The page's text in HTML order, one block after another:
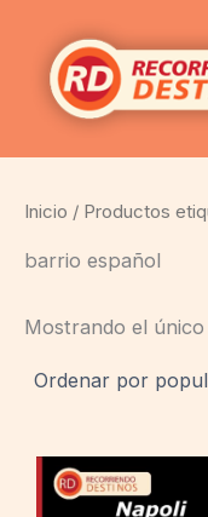
contenido
Inicio / Productos
barrio español
Mostrando el